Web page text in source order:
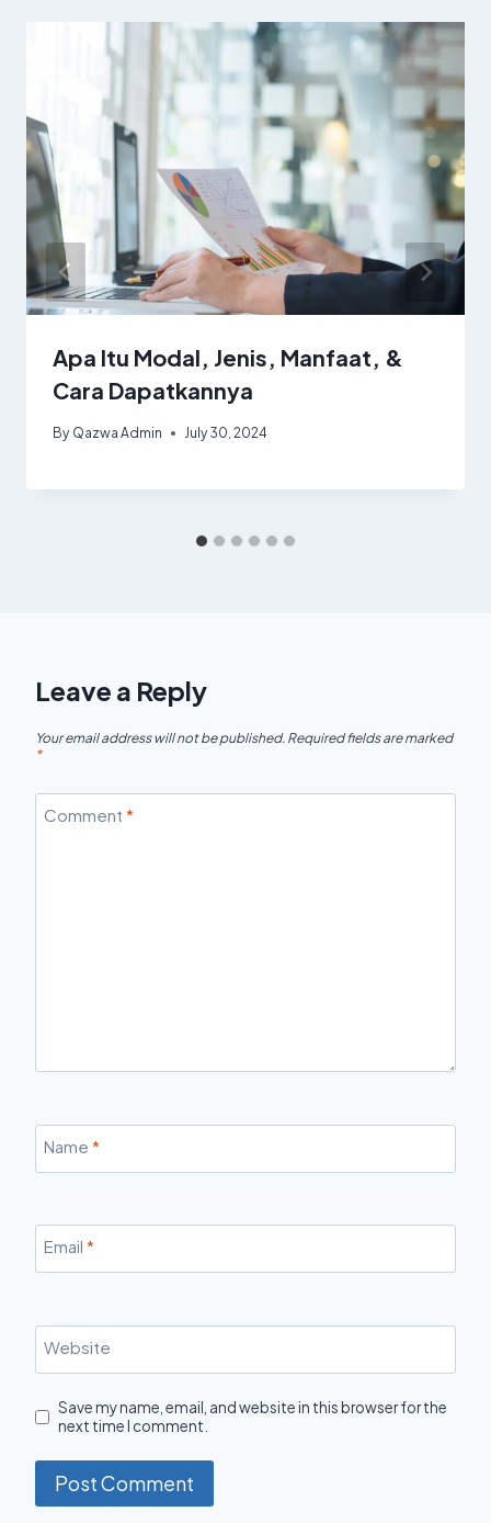
Apa Itu Modal, Jenis, Manfaat, &
Cara Dapatkannya
By Qazwa Admin July 30, 2024
Leave a Reply
Your email address will not be published. Required fields are marked
*
Comment *
Name *
Email *
Website
Save my name, email, and website in this browser for the
next time I comment.